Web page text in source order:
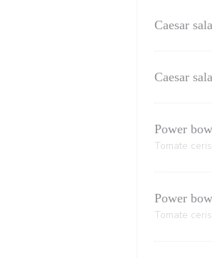
Caesar
Caesar
Power
Tomate
Power
Tomate